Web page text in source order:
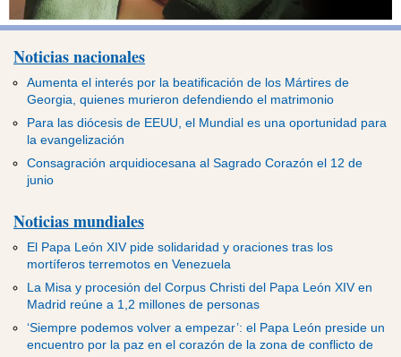
Noticias nacionales
Aumenta el interés por la beatificación de los Mártires de
Georgia, quienes murieron defendiendo el matrimonio
Para las diócesis de EEUU, el Mundial es una oportunidad para
la evangelización
Consagración arquidiocesana al Sagrado Corazón el 12 de
junio
Noticias mundiales
El Papa León XIV pide solidaridad y oraciones tras los
mortíferos terremotos en Venezuela
La Misa y procesión del Corpus Christi del Papa León XIV en
Madrid reúne a 1,2 millones de personas
‘Siempre podemos volver a empezar’: el Papa León preside un
encuentro por la paz en el corazón de la zona de conflicto de